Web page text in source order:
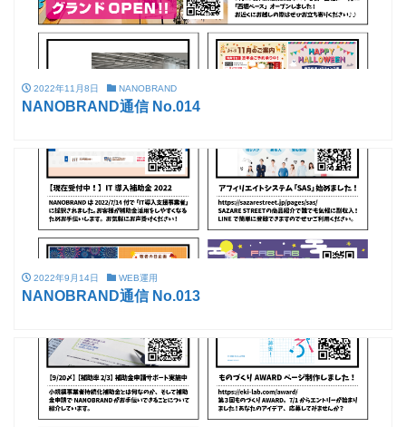
2022年11月8日 NANOBRAND
NANOBRAND通信 No.014
2022年9月14日 WEB運用
NANOBRAND通信 No.013